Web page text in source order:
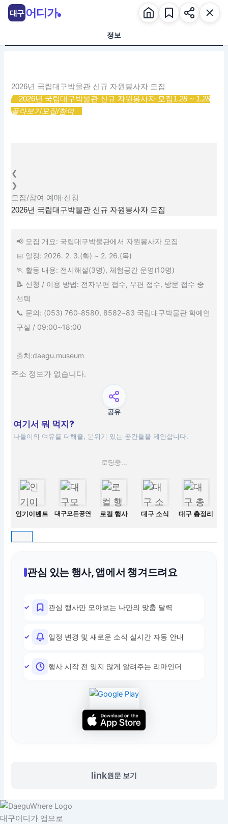
정보
2026년 국립대구박물관 신규 자원봉사자 모집
2026년 국립대구박물관 신규 자원봉사자 모집1.28 ~ 1.28
골라보기모집/참여
❮
❯
모집/참여 예매·신청
2026년 국립대구박물관 신규 자원봉사자 모집
📢 모집 개요: 국립대구박물관에서 자원봉사자 모집
📅 일정: 2026. 2. 3.(화) ~ 2. 26.(목)
🏃 활동 내용: 전시해설(3명), 체험공간 운영(10명)
📝 신청 / 이용 방법: 전자우편 접수, 우편 접수, 방문 접수 중
선택
📞 문의: (053) 760-8580, 8582~83 국립대구박물관 학예연
구실 / 09:00~18:00
출처:daegu.museum
주소 정보가 없습니다.
공유
여기서 뭐 먹지?
나들이의 여유를 더해줄, 분위기 있는 공간들을 제안합니다.
로딩중...
인기이벤트 대구모든공연 로컬 행사 대구 소식 대구 총정리
관심 있는 행사, 앱에서 챙겨드려요
관심 행사만 모아보는 나만의 맞춤 달력
일정 변경 및 새로운 소식 실시간 자동 안내
행사 시작 전 잊지 않게 알려주는 리마인더
link원문 보기
대구 어디가
대구어디가 앱으로